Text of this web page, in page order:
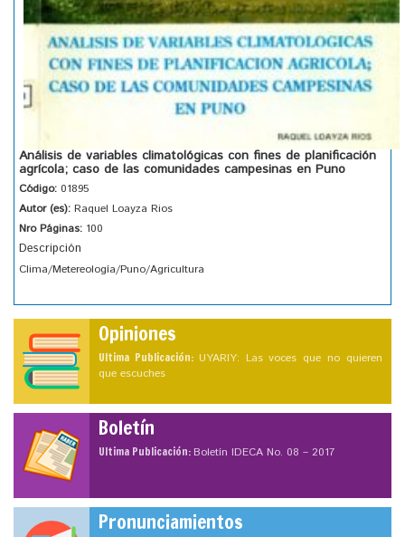
Análisis de variables climatológicas con fines de planificación
agrícola; caso de las comunidades campesinas en Puno
Código: 01895
Autor (es): Raquel Loayza Rios
Nro Páginas: 100
Descripción
Clima/Metereología/Puno/Agricultura
Opiniones
Ultima Publicación: UYARIY: Las voces que no quieren
que escuches
Boletín
Ultima Publicación:Boletín IDECA No. 08 – 2017
Pronunciamientos